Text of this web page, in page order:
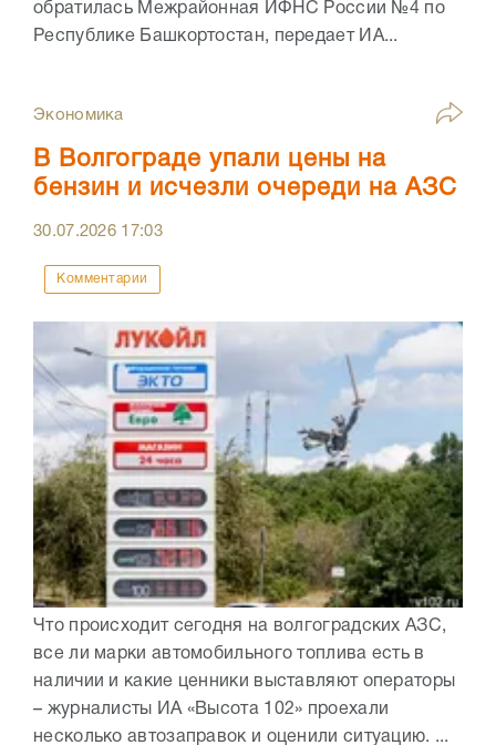
обратилась Межрайонная ИФНС России №4 по
Республике Башкортостан, передает ИА...
Экономика
В Волгограде упали цены на
бензин и исчезли очереди на АЗС
30.07.2026 17:03
Комментарии
Что происходит сегодня на волгоградских АЗС,
все ли марки автомобильного топлива есть в
наличии и какие ценники выставляют операторы
– журналисты ИА «Высота 102» проехали
несколько автозаправок и оценили ситуацию. ...